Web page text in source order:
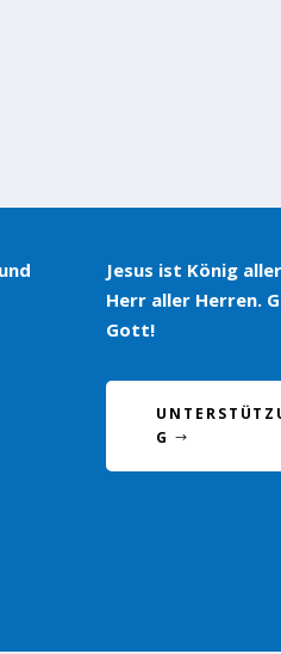
Jesus ist König
Herr aller Herren.
Gott!
G